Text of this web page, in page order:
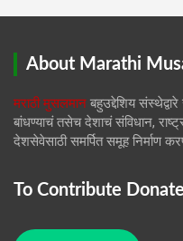
About Marathi
मराठी मुसलमान बहुउद्देशिय
बांधण्याचं तसेच देशाचं संविधान,
देशसेवेसाठी समर्पित समूह निर्माण
To Contribute